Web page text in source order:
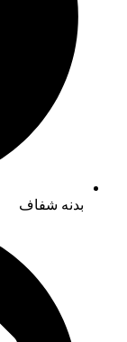
بدنه شفاف